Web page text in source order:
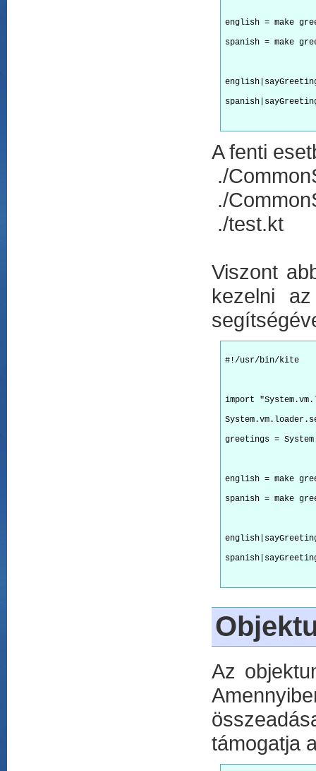
english = make
spanish = make
A fenti
./
./
./test.kt
Viszont
kezelni
#!/usr/bin/kite
import
greetings =
english = make
spanish = make
Az
támogatja